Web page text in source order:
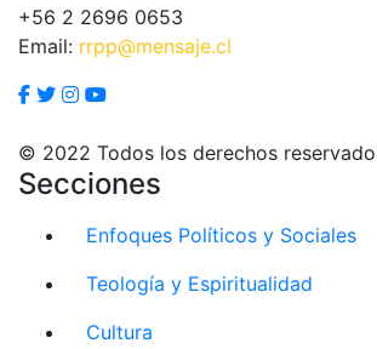
+56 2 2696 0653
Email: rrpp@mensaje.cl
© 2022 Todos los derechos
Secciones
Enfoques Políticos y Sociales
Teología y Espiritualidad
Cultura